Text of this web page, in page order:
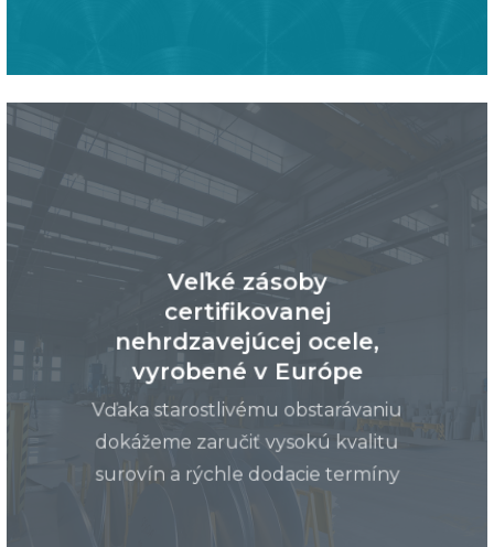
Veľké zásoby
certifikovanej
nehrdzavejúcej ocele,
vyrobené v Európe
Vďaka starostlivému obstarávaniu
dokážeme zaručiť vysokú kvalitu
surovín a rýchle dodacie termíny